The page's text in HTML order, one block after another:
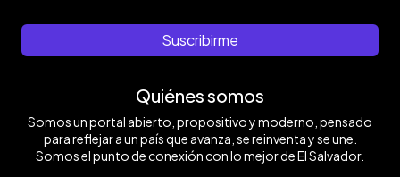
Suscribirme
Quiénes somos
Somos un portal abierto, propositivo y moderno, pensado
para reflejar a un país que avanza, se reinventa y se une.
Somos el punto de conexión con lo mejor de El Salvador.